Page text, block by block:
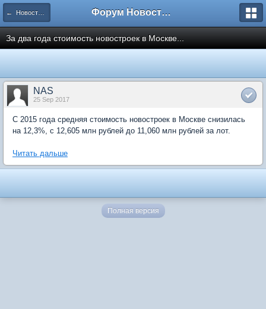
← Новости рынка недвижимости Форум Новостройки
За два года стоимость новостроек в Москве...
NAS
25 Sep 2017
С 2015 года средняя стоимость новостроек в Москве снизилась
на 12,3%, с 12,605 млн рублей до 11,060 млн рублей за лот.
Читать дальше
Полная версия